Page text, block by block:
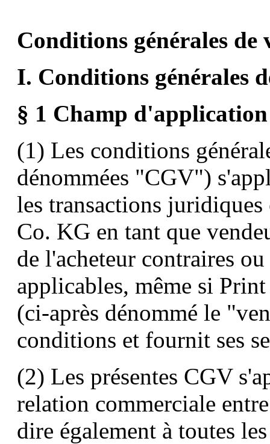
Conditions générales
I. Conditions générales
§ 1 Champ d'application
(1) Les conditions
dénommées "CGV")
les transactions
Co. KG en tant que
de l'acheteur contraires
applicables, même si
(ci-après dénommé le
conditions et fournit ses
(2) Les présentes CGV
relation commerciale
dire également à toutes